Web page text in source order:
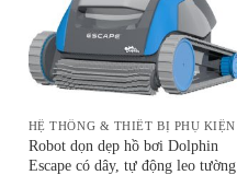
HỆ THỐNG & THIẾT BỊ PHỤ KIỆN
Robot dọn dẹp hồ bơi Dolphin
Escape có dây, tự động leo tường